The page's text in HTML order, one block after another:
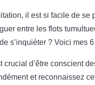
il est si facile de
entre les flots
s’inquiéter ? Voici mes
d’être conscient
et reconnaissez